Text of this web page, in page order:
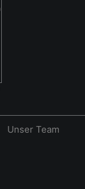
Unser Team